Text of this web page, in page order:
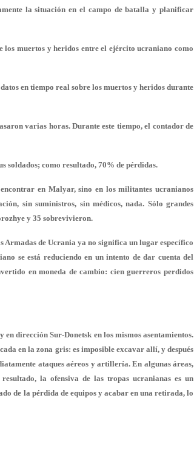
la situación en el campo de batalla y planificar
muertos y heridos entre el ejército ucraniano como
en tiempo real sobre los muertos y heridos durante
varias horas. Durante este tiempo, el contador de
soldados; como resultado, 70% de pérdidas.
en Malyar, sino en los militantes ucranianos
sin suministros, sin médicos, nada. Sólo grandes
y 35 sobrevivieron.
de Ucrania ya no significa un lugar específico
se está reduciendo en un intento de dar cuenta del
en moneda de cambio: cien guerreros perdidos
dirección Sur-Donetsk en los mismos asentamientos.
en la zona gris: es imposible excavar allí, y después
ataques aéreos y artillería. En algunas áreas,
la ofensiva de las tropas ucranianas es un
de la pérdida de equipos y acabar en una retirada, lo